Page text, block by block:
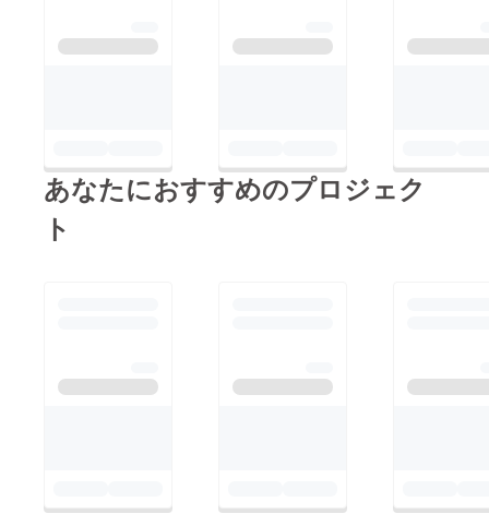
あなたにおすすめのプロジェク
ト